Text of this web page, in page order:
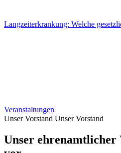
Langzeiterkrankung: Welche
Veranstaltungen
Unser Vorstand Unser Vorstand
Unser ehrenamtlicher